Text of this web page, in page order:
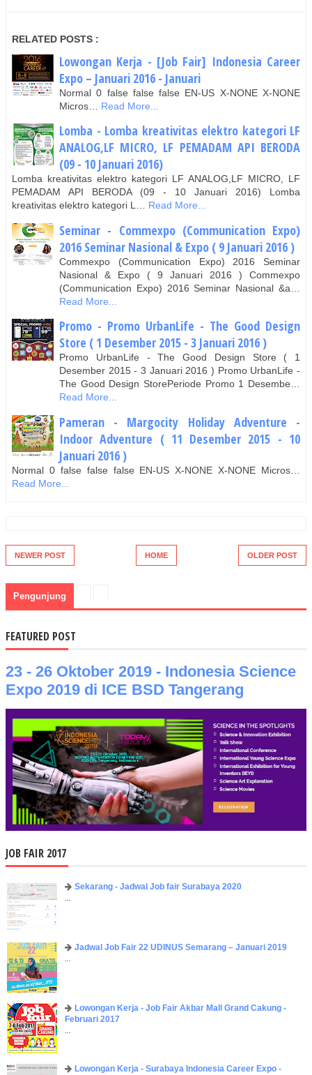
RELATED POSTS :
Lowongan Kerja - [Job Fair] Indonesia Career
Expo – Januari 2016 - Januari
Normal 0 false false false EN-US X-NONE X-NONE
Micros…
Read More...
Lomba - Lomba kreativitas elektro kategori LF
ANALOG,LF MICRO, LF PEMADAM API BERODA
(09 - 10 Januari 2016)
Lomba kreativitas elektro kategori LF ANALOG,LF MICRO, LF
PEMADAM API BERODA (09 - 10 Januari 2016) Lomba
kreativitas elektro kategori L…
Read More...
Seminar - Commexpo (Communication Expo)
2016 Seminar Nasional & Expo ( 9 Januari 2016 )
Commexpo (Communication Expo) 2016 Seminar
Nasional & Expo ( 9 Januari 2016 ) Commexpo
(Communication Expo) 2016 Seminar Nasional &a…
Read More...
Promo - Promo UrbanLife - The Good Design
Store ( 1 Desember 2015 - 3 Januari 2016 )
Promo UrbanLife - The Good Design Store ( 1
Desember 2015 - 3 Januari 2016 ) Promo UrbanLife -
The Good Design StorePeriode Promo 1 Desembe…
Read More...
Pameran - Margocity Holiday Adventure -
Indoor Adventure ( 11 Desember 2015 - 10
Januari 2016 )
Normal 0 false false false EN-US X-NONE X-NONE Micros…
Read More...
NEWER POST OLDER POST
HOME
Pengunjung
FEATURED POST
23 - 26 Oktober 2019 - Indonesia Science
Expo 2019 di ICE BSD Tangerang
JOB FAIR 2017
Sekarang - Jadwal Job fair Surabaya 2020
...
Jadwal Job Fair 22 UDINUS Semarang – Januari 2019
...
Lowongan Kerja - Job Fair ​Akbar ​Mall Grand Cakung -
Februari 2017
...
Lowongan Kerja - Surabaya Indonesia Career Expo -